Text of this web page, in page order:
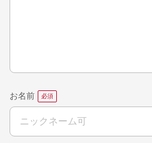
お名前